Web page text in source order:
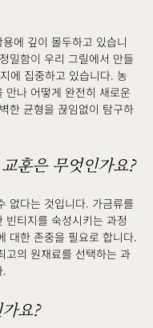
에 깊이 몰두하고 있습니
밀함이 우리 그릴에서 만들
에 집중하고 있습니다. 농
나 어떻게 완전히 새로운
한 균형을 끊임없이 탐구하
훈은 무엇인가요?
없다는 것입니다. 가금류를
티지를 숙성시키는 과정
대한 존중을 필요로 합니다.
의 원재료를 선택하는 과
.
요?